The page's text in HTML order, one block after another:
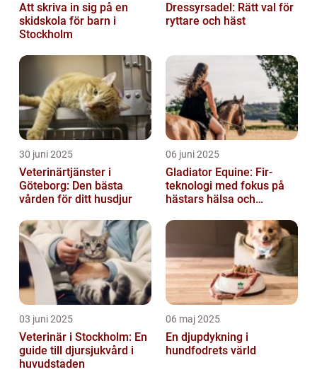
Att skriva in sig på en
skidskola för barn i
Stockholm
Dressyrsadel: Rätt val för
ryttare och häst
30 juni 2025
Veterinärtjänster i
Göteborg: Den bästa
vården för ditt husdjur
06 juni 2025
Gladiator Equine: Fir-
teknologi med fokus på
hästars hälsa och
03 juni 2025
Veterinär i Stockholm: En
guide till djursjukvård i
huvudstaden
06 maj 2025
En djupdykning i
hundfodrets värld